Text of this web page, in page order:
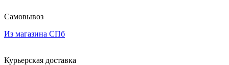
Самовывоз
Из магазина СПб
Курьерская доставка